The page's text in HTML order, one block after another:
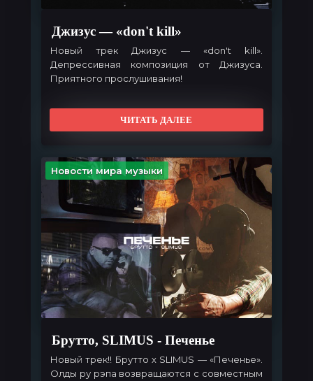
Джизус — «don't kill»
Новый трек Джизус — «don't kill».
Депрессивная композиция от Джизуса.
Приятного прослушивания!
ЧИТАТЬ ДАЛЕЕ
Новости мира музыки
Брутто, SLIMUS - Печенье
Новый трек!! Брутто х SLIMUS — «Печенье».
Олды ру рэпа возвращаются с совместным